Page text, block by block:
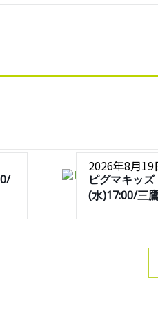
2026年8月19
ピグマキッズ
(水)17:00/三